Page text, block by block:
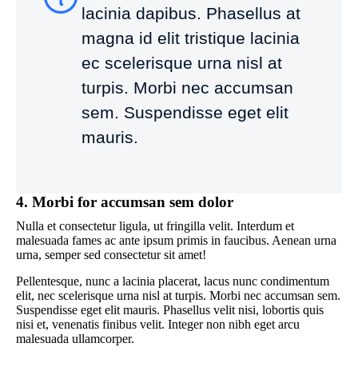
lacinia dapibus. Phasellus at
magna id elit tristique lacinia
ec scelerisque urna nisl at
turpis. Morbi nec accumsan
sem. Suspendisse eget elit
mauris.
4. Morbi for accumsan sem dolor
Nulla et consectetur ligula, ut fringilla velit. Interdum et
malesuada fames ac ante ipsum primis in faucibus. Aenean urna
urna, semper sed consectetur sit amet!
Pellentesque, nunc a lacinia placerat, lacus nunc condimentum
elit, nec scelerisque urna nisl at turpis. Morbi nec accumsan sem.
Suspendisse eget elit mauris. Phasellus velit nisi, lobortis quis
nisi et, venenatis finibus velit. Integer non nibh eget arcu
malesuada ullamcorper.